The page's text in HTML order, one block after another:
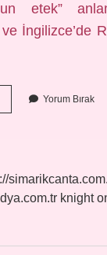
etek”
ve İngilizce’de
Yorum Bırak
knight